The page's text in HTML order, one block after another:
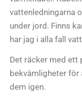
vattenledningarna
under jord. Finns
har jag i alla fall
Det räcker med ett
bekvämligheter
dem igen.